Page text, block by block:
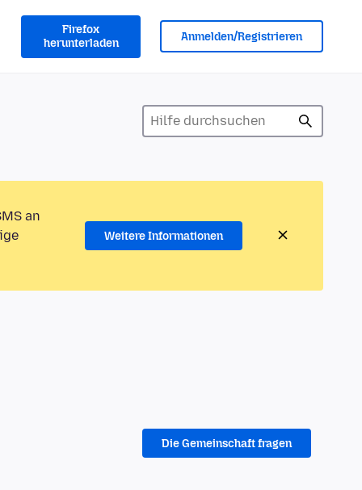
Firefox
herunterladen
Anmelden/Registrieren
an
Weitere Informationen
Die Gemeinschaft fragen